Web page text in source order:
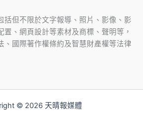
括但不限於文字報導、照片、影像、影
置、網頁設計等素材及商標、聲明等，
、國際著作權條約及智慧財產權等法律
© 2026 天晴報媒體